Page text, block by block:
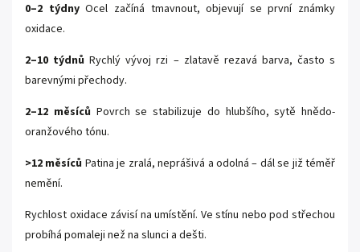
0–2 týdnyOcel začíná tmavnout, objevují se první známky
oxidace.
2–10 týdnů Rychlý vývoj rzi – zlatavě rezavá barva, často s
barevnými přechody.
2–12 měsíců Povrch se stabilizuje do hlubšího, sytě hnědo-
oranžového tónu.
>12 měsíců Patina je zralá, neprášivá a odolná – dál se již téměř
nemění.
Rychlost oxidace závisí na umístění. Ve stínu nebo pod střechou
probíhá pomaleji než na slunci a dešti.